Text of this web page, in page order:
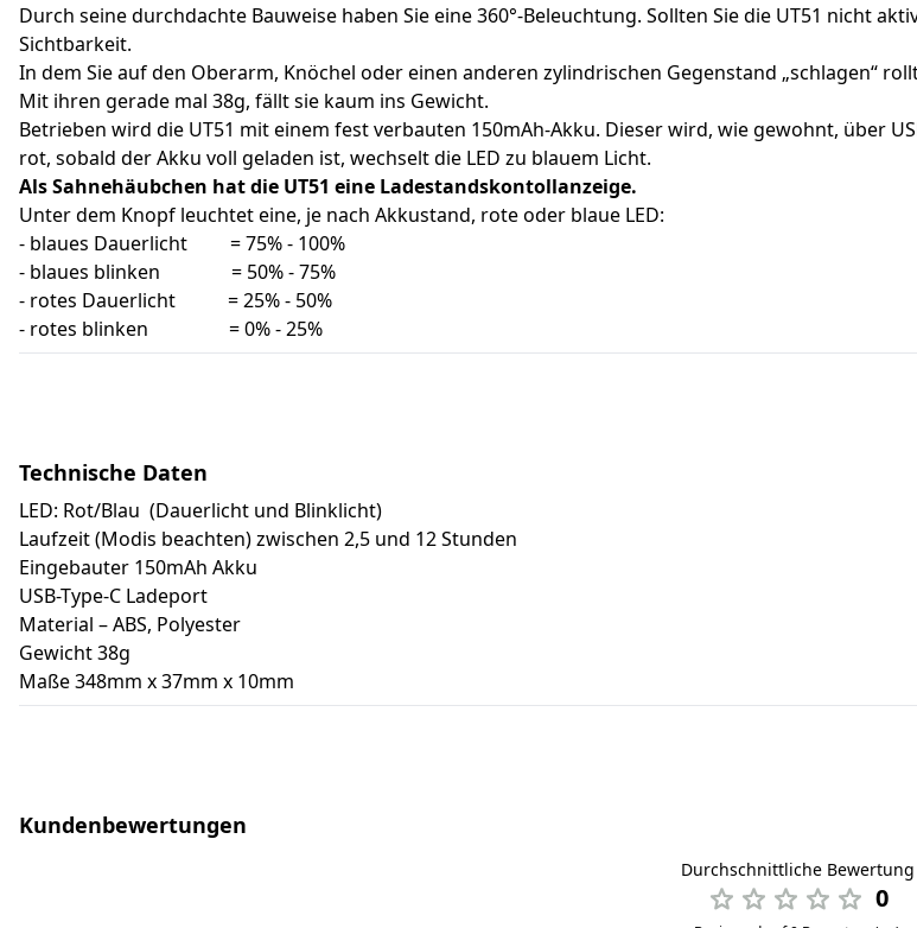
Durch seine durchdachte Bauweise haben Sie eine 360°-Beleuchtung. Sollten Sie die UT51 nicht
Sichtbarkeit.
In dem Sie auf den Oberarm, Knöchel oder einen anderen zylindrischen Gegenstand „schlagen“
Mit ihren gerade mal 38g, fällt sie kaum ins Gewicht.
Betrieben wird die UT51 mit einem fest verbauten 150mAh-Akku. Dieser wird, wie gewohnt, über
rot, sobald der Akku voll geladen ist, wechselt die LED zu blauem Licht.
Als Sahnehäubchen hat die UT51 eine Ladestandskontollanzeige.
Unter dem Knopf leuchtet eine, je nach Akkustand, rote oder blaue LED:
- blaues Dauerlicht = 75% - 100%
- blaues blinken = 50% - 75%
- rotes Dauerlicht = 25% - 50%
- rotes blinken = 0% - 25%
Technische Daten
LED: Rot/Blau (Dauerlicht und Blinklicht)
Laufzeit (Modis beachten) zwischen 2,5 und 12 Stunden
Eingebauter 150mAh Akku
USB-Type-C Ladeport
Material – ABS, Polyester
Gewicht 38g
Maße 348mm x 37mm x 10mm
Kundenbewertungen
Durchschnittliche Bewertung
0